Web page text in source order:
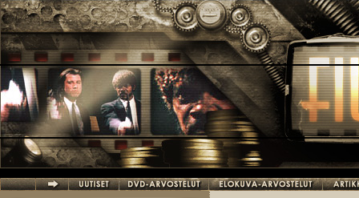
Hyppää pääsisältöön